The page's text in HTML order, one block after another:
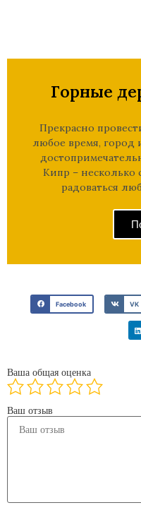
Горные
Прекрасно
любое время, город
Кипр – несколько
радоваться
Facebook VK
Ваша общая оценка
Ваш отзыв